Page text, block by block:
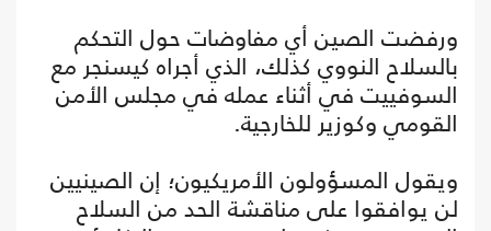
ورفضت الصين أي مفاوضات حول التحكم
بالسلاح النووي كذلك، الذي أجراه كيسنجر مع
السوفييت في أثناء عمله في مجلس الأمن
القومي وكوزير للخارجية.
ويقول المسؤولون الأمريكيون؛ إن الصينيين
لن يوافقوا على مناقشة الحد من السلاح